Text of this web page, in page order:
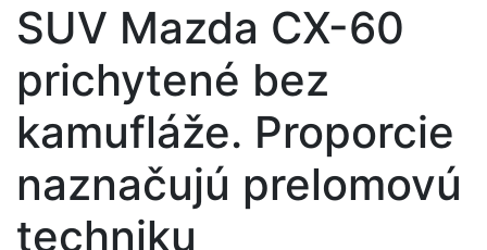
SUV Mazda CX-60
prichytené bez
kamufláže. Proporcie
naznačujú prelomovú
techniku